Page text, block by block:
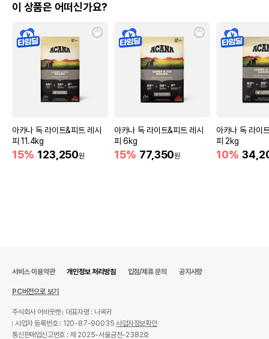
이 상품은 어떠신가요?
아카나 독 라이트&피트 레시
피 11.4kg
15% 123,250원
아카나 독 라이트&피트 레시
피 6kg
15% 77,350원
아카나 독 라이
피 2kg
10%
서비스 이용약관 개인정보 처리방침 입점/제휴 문의 공지사항
PC버전으로 보기
주식회사 어바웃펫
대표자명 : 나옥귀
사업자 등록번호 : 120-87-90035사업자정보확인
통신판매업신고번호 : 제 2025-서울금천-2382호